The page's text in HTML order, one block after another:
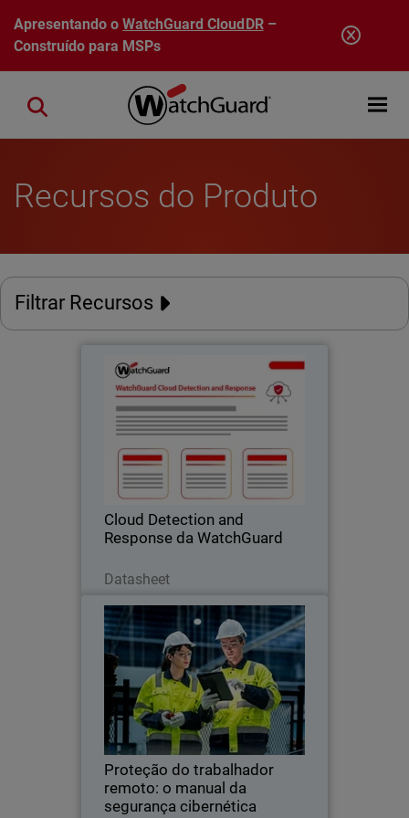
Pular para o conteúdo principal
Apresentando oWatchGuard CloudDR–
Construído para MSPs
Open
Close search
Recursos do Produto
Filtrar Recursos
Cloud Detection and
Response da WatchGuard
Datasheet
Cloud Detection and Response
da WatchGuard
Interrompa os riscos na nuvem onde
eles começam – antes que se tornem
um incidente.
Thumbnail
Proteção do trabalhador
remoto: o manual da
segurança cibernética
Proteção do trabalhador
remoto: o manual da segurança
cibernética industrial
Body
A indústria e a construção são alvos
importantes para os hackers.
Simplifique a sua segurança e proteja
cada conexão do chão de fábrica com o
WatchGuard FireCloud.
Leia agora